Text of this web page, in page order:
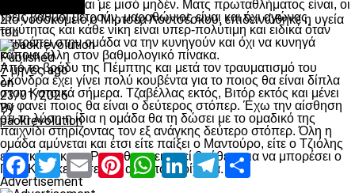
μια νίκη έστω και με μισό μηδέν. Ματς πρωταθλήματος είναι, οι
τρεις βαθμοί μετρούν, μαραθώνιος είναι και όχι αγώνας
ταχύτητας και κάθε νίκη είναι υπερ-πολύτιμη και ειδικά όταν
επιτρέπει στην ομάδα να την κυνηγούν και όχι να κυνηγά
κάποια άλλη στον βαθμολογικό πίνακα.
Από το βράδυ της Πέμπτης και μετά τον τραυματισμό του
Σκόνδρα έχει γίνει πολύ κουβέντα για το ποιος θα είναι δίπλα
στον Κατσικά σήμερα. Τζαβέλλας εκτός, Βιτόρ εκτός και μένει
να φανεί ποιος θα είναι ο δεύτερος στόπερ. Έχω την αίσθηση
ότι τη λύση η ίδια η ομάδα θα τη δώσει με το ομαδικό της
παιχνίδι στηρίζοντας τον εξ ανάγκης δεύτερο στόπερ. Όλη η
ομάδα αμύνεται και έτσι είτε παίξει ο Μαντούρο, είτε ο Τζιόλης
είτε ακόμη και ο Ρατς, θα χρειαστεί βοήθεια για να μπορέσει ο
ΠΑΟΚ να κερδίσει και αυτό το στοίχημα.
Advertisement
Στο νοσοκομείο ο Μιρτσέα Λουτσέσκου, επιδεινώθηκε η υγεία
του
Published
7 μήνες ago
on
23/01/2026
By
paokrevolution
Facebook
Twitter
EmailPinterest
WhatsApp
LinkedIn
Telegram